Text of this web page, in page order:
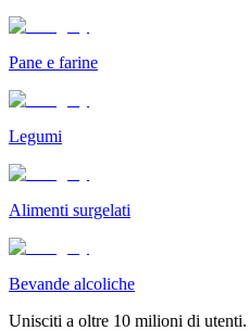
Pane e farine
Legumi
Alimenti surgelati
Bevande alcoliche
Unisciti a oltre 10 milioni di